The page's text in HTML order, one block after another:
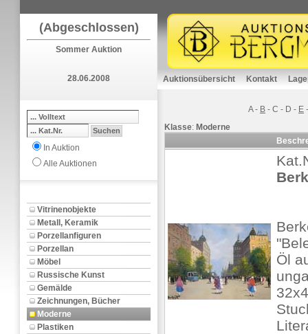
(Abgeschlossen)
Sommer Auktion
28.06.2008
In Auktion
Alle Auktionen
Vitrinenobjekte
Metall, Keramik
Porzellanfiguren
Porzellan
Möbel
Russische Kunst
Gemälde
Zeichnungen, Bücher
Moderne
Plastiken
Auktionsübersicht Kontakt
A- B - C - D - E
Klasse: Moderne
Öl